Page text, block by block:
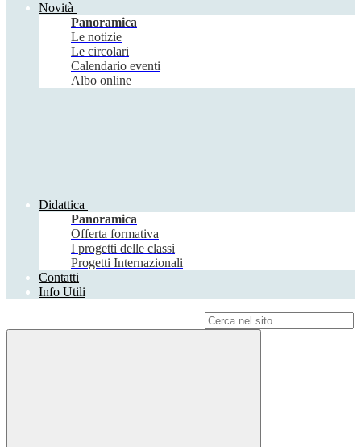
Novità
Panoramica
Le notizie
Le circolari
Calendario eventi
Albo online
Didattica
Panoramica
Offerta formativa
I progetti delle classi
Progetti Internazionali
Contatti
Info Utili